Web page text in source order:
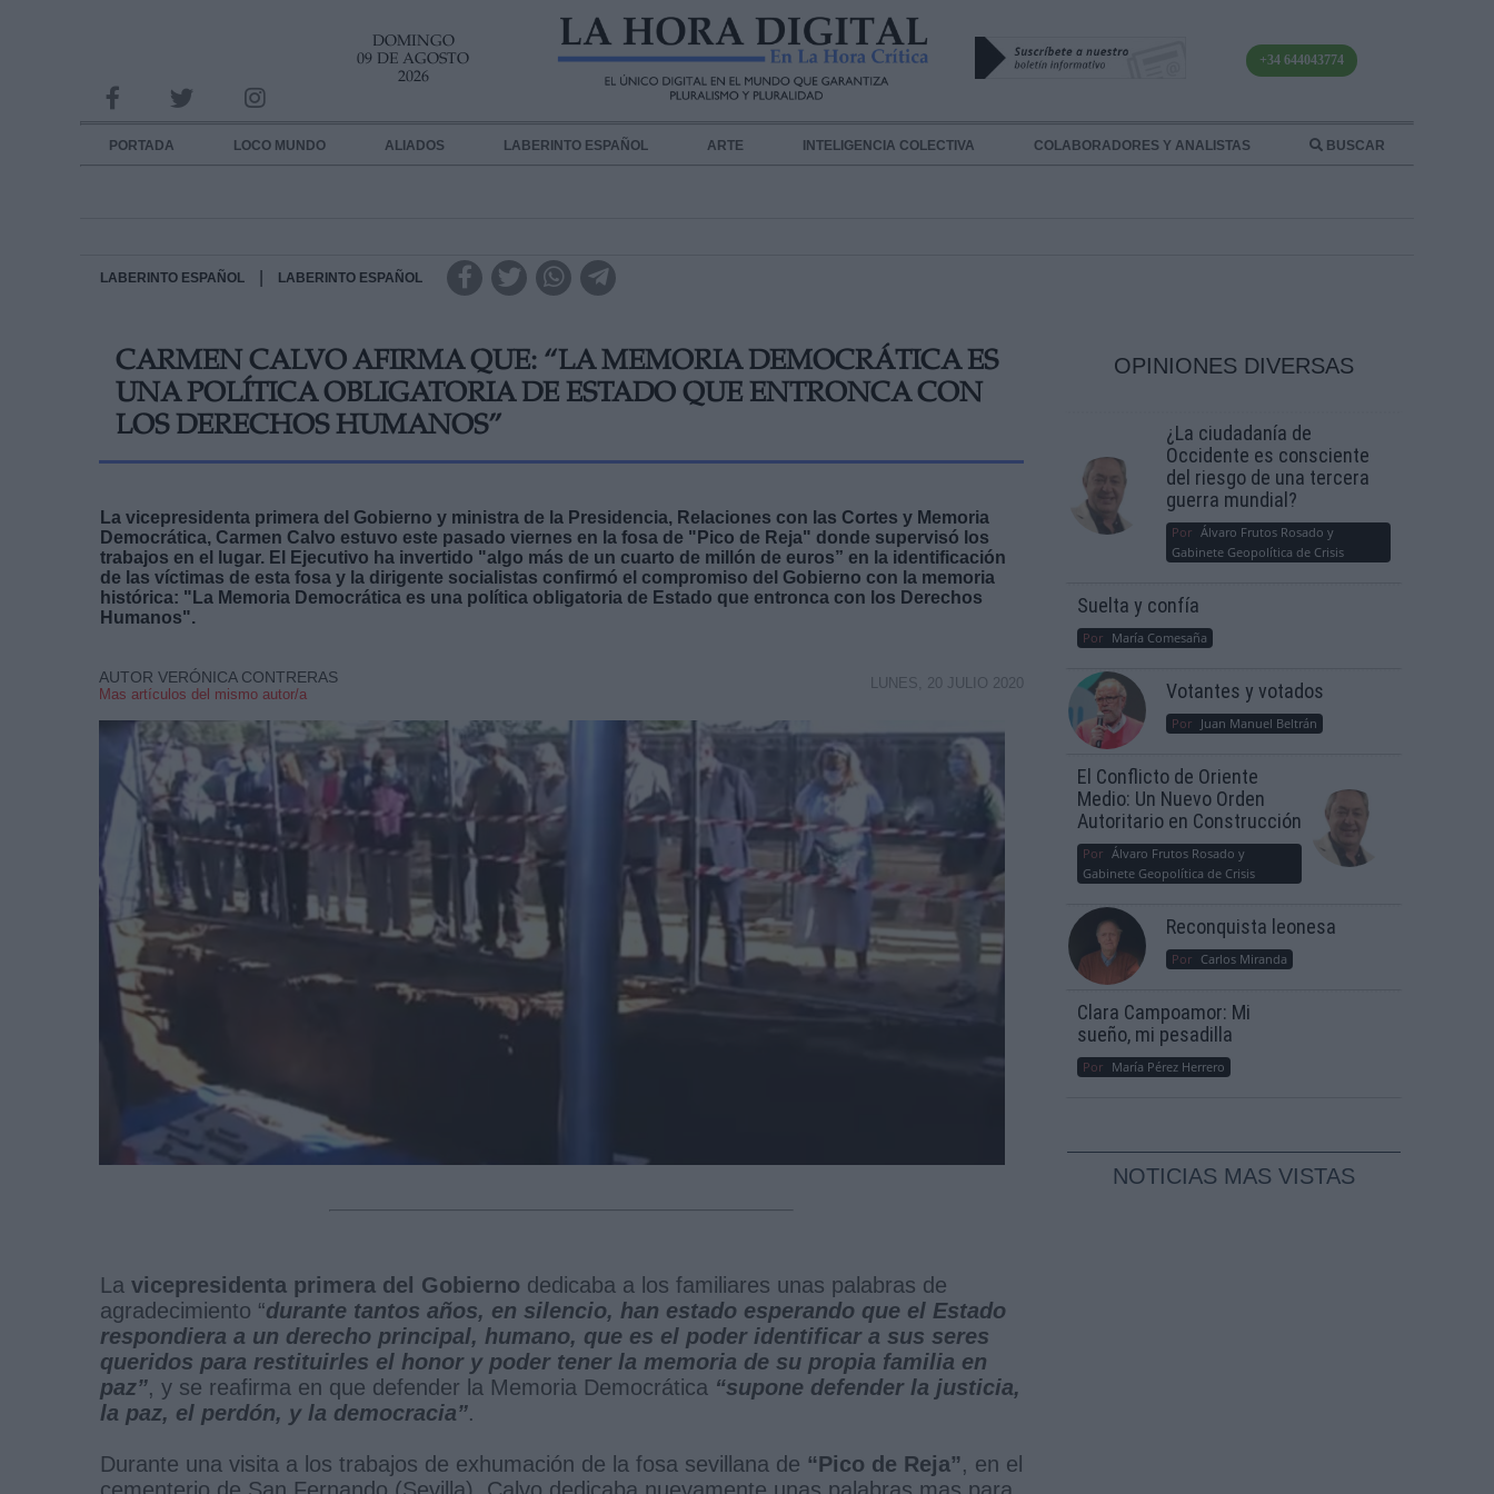
DOMINGO
09 DE AGOSTO
2026
+34 644043774
PORTADA LOCO MUNDO ALIADOS LABERINTO ESPAÑOL ARTE INTELIGENCIA COLECTIVA COLABORADORES Y ANALISTAS BUSCAR
LABERINTO ESPAÑOL LABERINTO ESPAÑOL
CARMEN CALVO AFIRMA QUE: “LA MEMORIA DEMOCRÁTICA ES
UNA POLÍTICA OBLIGATORIA DE ESTADO QUE ENTRONCA CON
LOS DERECHOS HUMANOS”
La vicepresidenta primera del Gobierno y ministra de la Presidencia, Relaciones con las Cortes y Memoria
Democrática, Carmen Calvo estuvo este pasado viernes en la fosa de "Pico de Reja" donde supervisó los
trabajos en el lugar. El Ejecutivo ha invertido "algo más de un cuarto de millón de euros” en la identificación
de las víctimas de esta fosa y la dirigente socialistas confirmó el compromiso del Gobierno con la memoria
histórica: "La Memoria Democrática es una política obligatoria de Estado que entronca con los Derechos
Humanos".
AUTOR VERÓNICA CONTRERAS
Mas artículos del mismo autor/a
LUNES, 20 JULIO 2020
La vicepresidenta primera del Gobierno dedicaba a los familiares unas palabras de
agradecimiento “durante tantos años, en silencio, han estado esperando que el Estado
respondiera a un derecho principal, humano, que es el poder identificar a sus seres
queridos para restituirles el honor y poder tener la memoria de su propia familia en
paz”, y se reafirma en que defender la Memoria Democrática “supone defender la justicia,
la paz, el perdón, y la democracia”.
Durante una visita a los trabajos de exhumación de la fosa sevillana de “Pico de Reja”, en el
cementerio de San Fernando (Sevilla), Calvo dedicaba nuevamente unas palabras mas para
OPINIONES DIVERSAS
¿La ciudadanía de
Occidente es consciente
del riesgo de una tercera
guerra mundial?
Por Álvaro Frutos Rosado y
Gabinete Geopolítica de Crisis
Suelta y confía
Por María Comesaña
Votantes y votados
Por Juan Manuel Beltrán
El Conflicto de Oriente
Medio: Un Nuevo Orden
Autoritario en Construcción
Por Álvaro Frutos Rosado y
Gabinete Geopolítica de Crisis
Reconquista leonesa
Por Carlos Miranda
Clara Campoamor: Mi
sueño, mi pesadilla
Por María Pérez Herrero
NOTICIAS MAS VISTAS
INFORMACION SOBRE LA PROTECCIÓN DE TUS DATOS
Responsable:
Destinatarios:
link
Información adicional
link